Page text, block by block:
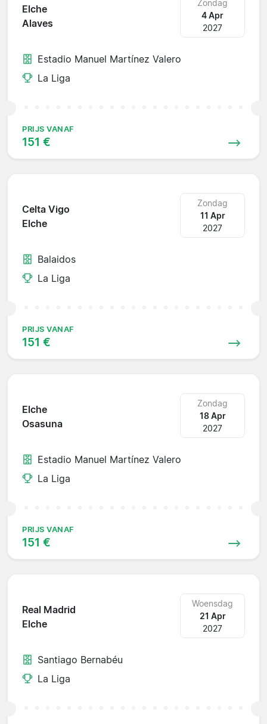
Elche
Alaves
Zondag
4 Apr
2027
Estadio Manuel Martínez Valero
La Liga
PRIJS VANAF
151 €
Celta Vigo
Elche
Zondag
11 Apr
2027
Balaidos
La Liga
PRIJS VANAF
151 €
Elche
Osasuna
Zondag
18 Apr
2027
Estadio Manuel Martínez Valero
La Liga
PRIJS VANAF
151 €
Real Madrid
Elche
Woensdag
21 Apr
2027
Santiago Bernabéu
La Liga